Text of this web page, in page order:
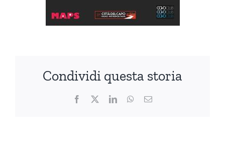
Condividi questa storia
Facebook LinkedInWhatsApp
Email